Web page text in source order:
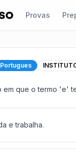
Provas
Portugues
em que o termo 'e'
e trabalha.